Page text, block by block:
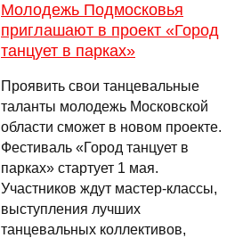
Молодежь Подмосковья
приглашают в проект «Город
танцует в парках»
Проявить свои танцевальные
таланты молодежь Московской
области сможет в новом проекте.
Фестиваль «Город танцует в
парках» стартует 1 мая.
Участников ждут мастер-классы,
выступления лучших
танцевальных коллективов,